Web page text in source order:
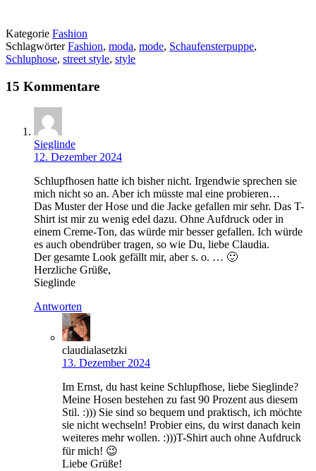
Kategorie Fashion
SchlagwörterFashion, moda, mode, Schaufensterpuppe,
Schluphose, street style, style
15 Kommentare
Sieglinde
12. Dezember 2024
Schlupfhosen hatte ich bisher nicht. Irgendwie sprechen sie
mich nicht so an. Aber ich müsste mal eine probieren…
Das Muster der Hose und die Jacke gefallen mir sehr. Das T-
Shirt ist mir zu wenig edel dazu. Ohne Aufdruck oder in
einem Creme-Ton, das würde mir besser gefallen. Ich würde
es auch obendrüber tragen, so wie Du, liebe Claudia.
Der gesamte Look gefällt mir, aber s. o. … 🙂
Herzliche Grüße,
Sieglinde
Antworten
claudialasetzki
13. Dezember 2024
Im Ernst, du hast keine Schlupfhose, liebe Sieglinde?
Meine Hosen bestehen zu fast 90 Prozent aus diesem
Stil. :))) Sie sind so bequem und praktisch, ich möchte
sie nicht wechseln! Probier eins, du wirst danach kein
weiteres mehr wollen. :)))T-Shirt auch ohne Aufdruck
für mich! 😉
Liebe Grüße!